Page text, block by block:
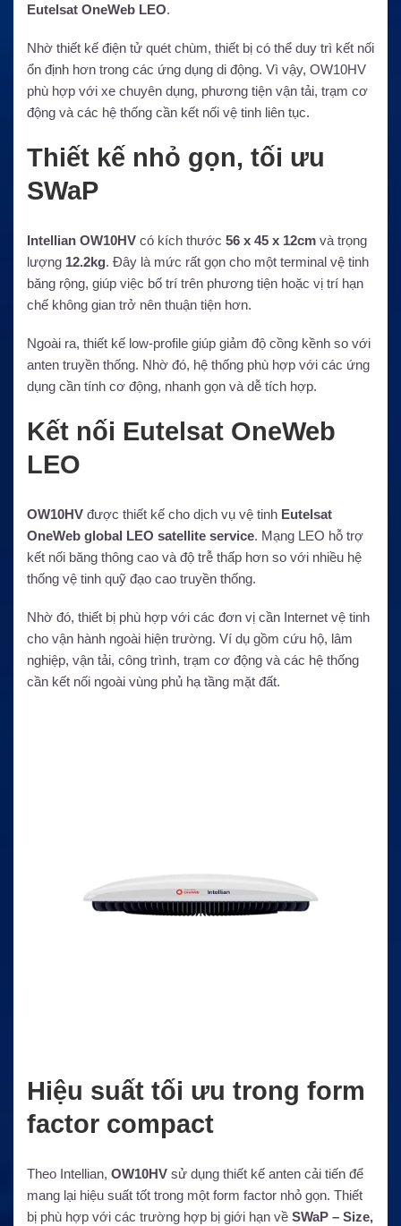
Eutelsat OneWeb LEO.
Nhờ thiết kế điện tử quét chùm, thiết bị có thể duy trì kết nối
ổn định hơn trong các ứng dụng di động. Vì vậy, OW10HV
phù hợp với xe chuyên dụng, phương tiện vận tải, trạm cơ
động và các hệ thống cần kết nối vệ tinh liên tục.
Thiết kế nhỏ gọn, tối ưu
SWaP
Intellian OW10HV có kích thước 56 x 45 x 12cm và trọng
lượng 12.2kg. Đây là mức rất gọn cho một terminal vệ tinh
băng rộng, giúp việc bố trí trên phương tiện hoặc vị trí hạn
chế không gian trở nên thuận tiện hơn.
Ngoài ra, thiết kế low-profile giúp giảm độ cồng kềnh so với
anten truyền thống. Nhờ đó, hệ thống phù hợp với các ứng
dụng cần tính cơ động, nhanh gọn và dễ tích hợp.
Kết nối Eutelsat OneWeb
LEO
OW10HV được thiết kế cho dịch vụ vệ tinh Eutelsat
OneWeb global LEO satellite service. Mạng LEO hỗ trợ
kết nối băng thông cao và độ trễ thấp hơn so với nhiều hệ
thống vệ tinh quỹ đạo cao truyền thống.
Nhờ đó, thiết bị phù hợp với các đơn vị cần Internet vệ tinh
cho vận hành ngoài hiện trường. Ví dụ gồm cứu hộ, lâm
nghiệp, vận tải, công trình, trạm cơ động và các hệ thống
cần kết nối ngoài vùng phủ hạ tầng mặt đất.
Hiệu suất tối ưu trong form
factor compact
Theo Intellian, OW10HV sử dụng thiết kế anten cải tiến để
mang lại hiệu suất tốt trong một form factor nhỏ gọn. Thiết
bị phù hợp với các trường hợp bị giới hạn về SWaP – Size,